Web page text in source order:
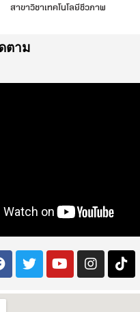
สาขาวิชาเทคโนโลยีชีวภาพ
ตาม